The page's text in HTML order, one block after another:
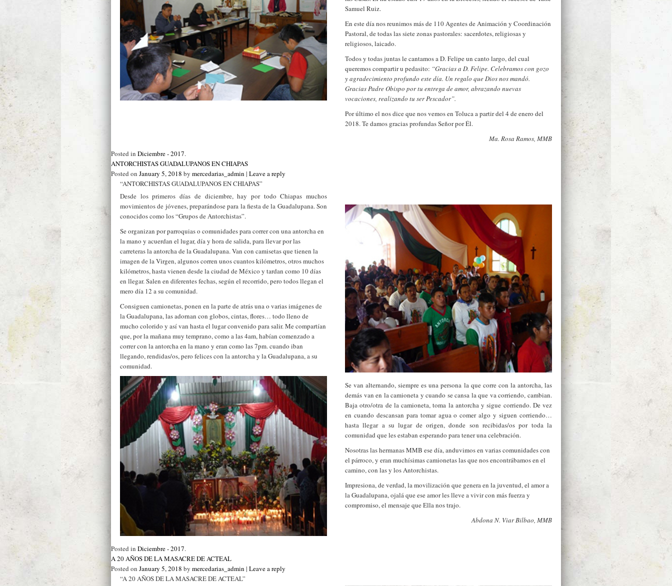
Samuel Ruiz.
En este día nos reunimos más de 110 Agentes de Animación y Coordinación
Pastoral, de todas las siete zonas pastorales: sacerdotes, religiosas y
religiosos, laicado.
Todos y todas juntas le cantamos a D. Felipe un canto largo, del cual
queremos compartir u pedasito: “Gracias a D. Felipe. Celebramos con gozo
y agradecimiento profundo este día. Un regalo que Dios nos mandó.
Gracias Padre Obispo por tu entrega de amor, abrazando nuevas
vocaciones, realizando tu ser Pescador”.
Por último el nos dice que nos vemos en Toluca a partir del 4 de enero del
2018. Te damos gracias profundas Señor por Él.
Ma. Rosa Ramos, MMB
Posted in Diciembre - 2017.
ANTORCHISTAS GUADALUPANOS EN CHIAPAS
Posted on January 5, 2018 by mercedarias_admin | Leave a reply
“ANTORCHISTAS GUADALUPANOS EN CHIAPAS”
Desde los primeros días de diciembre, hay por todo Chiapas muchos
movimientos de jóvenes, preparándose para la fiesta de la Guadalupana. Son
conocidos como los “Grupos de Antorchistas”.
Se organizan por parroquias o comunidades para correr con una antorcha en
la mano y acuerdan el lugar, día y hora de salida, para llevar por las
carreteras la antorcha de la Guadalupana. Van con camisetas que tienen la
imagen de la Virgen, algunos corren unos cuantos kilómetros, otros muchos
kilómetros, hasta vienen desde la ciudad de México y tardan como 10 días
en llegar. Salen en diferentes fechas, según el recorrido, pero todos llegan el
mero día 12 a su comunidad.
Consiguen camionetas, ponen en la parte de atrás una o varias imágenes de
la Guadalupana, las adornan con globos, cintas, flores… todo lleno de
mucho colorido y así van hasta el lugar convenido para salir. Me compartían
que, por la mañana muy temprano, como a las 4am, habían comenzado a
correr con la antorcha en la mano y eran como las 7pm. cuando iban
llegando, rendidas/os, pero felices con la antorcha y la Guadalupana, a su
comunidad.
Se van alternando, siempre es una persona la que corre con la antorcha, las
demás van en la camioneta y cuando se cansa la que va corriendo, cambian.
Baja otro/otra de la camioneta, toma la antorcha y sigue corriendo. De vez
en cuando descansan para tomar agua o comer algo y siguen corriendo…
hasta llegar a su lugar de origen, donde son recibidas/os por toda la
comunidad que les estaban esperando para tener una celebración.
Nosotras las hermanas MMB ese día, anduvimos en varias comunidades con
el párroco, y eran muchísimas camionetas las que nos encontrábamos en el
camino, con las y los Antorchistas.
Impresiona, de verdad, la movilización que genera en la juventud, el amor a
la Guadalupana, ojalá que ese amor les lleve a vivir con más fuerza y
compromiso, el mensaje que Ella nos trajo.
Abdona N. Viar Bilbao, MMB
Posted in Diciembre - 2017.
A 20 AÑOS DE LA MASACRE DE ACTEAL
Posted on January 5, 2018 by mercedarias_admin | Leave a reply
“A 20 AÑOS DE LA MASACRE DE ACTEAL”